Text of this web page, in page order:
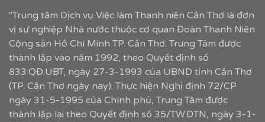
"Trung tâm Dịch vụ Việc làm Thanh niên Cần Thơ là đơn
vị sự nghiệp Nhà nước thuộc cơ quan Đoàn Thanh Niên
Cộng sản Hồ Chí Minh TP. Cần Thơ. Trung Tâm được
thành lập vào năm 1992, theo Quyết định số
833.QĐ.UBT, ngày 27-3-1993 của UBND tỉnh Cần Thơ
(TP. Cần Thơ ngày nay). Thực hiện Nghị định 72/CP
ngày 31-5-1995 của Chính phủ, Trung Tâm được
thành lập lại theo Quyết định số 35/TW.ĐTN, ngày 3-1-